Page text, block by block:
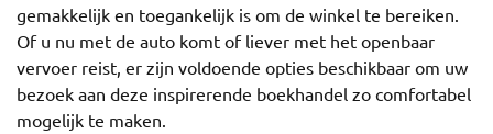
gemakkelijk en toegankelijk is om de winkel te bereiken.
Of u nu met de auto komt of liever met het openbaar
vervoer reist, er zijn voldoende opties beschikbaar om uw
bezoek aan deze inspirerende boekhandel zo comfortabel
mogelijk te maken.